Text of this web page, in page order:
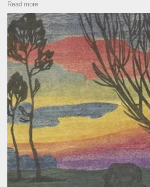
Read more